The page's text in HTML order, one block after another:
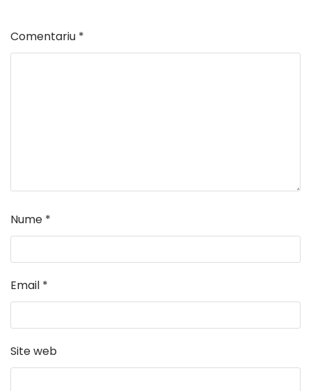
Comentariu *
Nume *
Email *
Site web